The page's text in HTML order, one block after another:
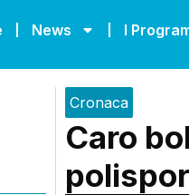
News I
Cronaca
Caro